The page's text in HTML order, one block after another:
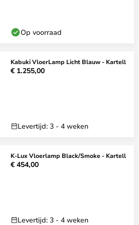
Op voorraad
Kabuki VloerLamp Licht Blauw - Kartell
€ 1.255,00
Levertijd: 3 - 4 weken
K-Lux Vloerlamp Black/Smoke - Kartell
€ 454,00
Levertijd: 3 - 4 weken